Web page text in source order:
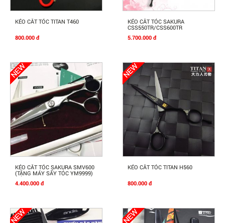
Mua Ngay
KÉO CẮT TÓC TITAN T460
800.000 đ
Mua Ngay
KÉO CẮT TÓC SAKURA
CSS550TR/CSS600TR
5.700.000 đ
Mua Ngay
KÉO CẮT TÓC SAKURA SMV600
(TẶNG MÁY SẤY TÓC YM9999)
4.400.000 đ
Mua Ngay
KÉO CẮT TÓC TITAN H560
800.000 đ